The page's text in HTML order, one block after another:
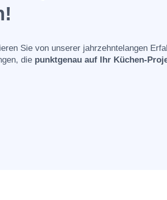
Sie von unserer jahrzehntelangen
die punktgenau auf Ihr Küchen-